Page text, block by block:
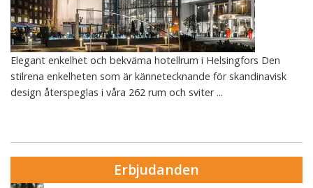
Elegant enkelhet och bekväma hotellrum i Helsingfors Den
stilrena enkelheten som är kännetecknande för skandinavisk
design återspeglas i våra 262 rum och sviter ...
Erbjudanden